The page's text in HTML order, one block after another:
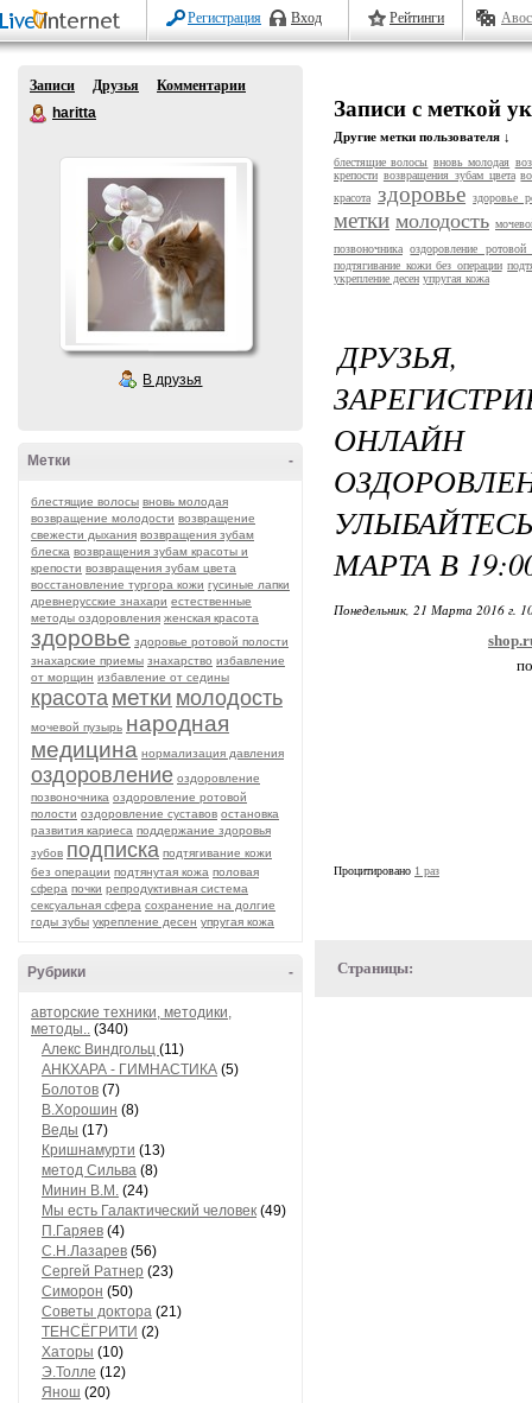
Регистрация Вход Рейтинги
Записи Друзья
Комментарии
haritta
В друзья
-
Метки
блестящие волосы вновь молодая
возвращение молодости возвращение
свежести дыхания возвращения зубам
блеска возвращения зубам красоты и
крепости возвращения зубам цвета
восстановление тургора кожи гусиные лапки
древнерусские знахари естественные
методы оздоровления женская красота
здоровье здоровье ротовой полости
знахарские приемы знахарство избавление
от морщин избавление от седины
красота метки молодость
мочевой пузырь народная
медицина нормализация давления
оздоровление оздоровление
позвоночника оздоровление ротовой
полости оздоровление суставов остановка
развития кариеса поддержание здоровья
зубов подписка подтягивание кожи
без операции подтянутая кожа половая
сфера почки репродуктивная система
сексуальная сфера сохранение на долгие
годы зубы укрепление десен упругая кожа
-
Рубрики
авторские техники, методики,
методы.. (340)
Алекс Виндгольц (11)
АНКХАРА - ГИМНАСТИКА (5)
Болотов (7)
В.Хорошин (8)
Веды (17)
Кришнамурти (13)
метод Сильва (8)
Минин В.М. (24)
Мы есть Галактический человек (49)
П.Гаряев (4)
С.Н.Лазарев (56)
Сергей Ратнер (23)
Симорон (50)
Советы доктора (21)
ТЕНСЁГРИТИ (2)
Хаторы (10)
Э.Толле (12)
Янош (20)
Записи с меткой
Другие метки пользователя ↓
блестящие волосы вновь молодая
крепости возвращения зубам цвета
красота
здоровье здоровье
метки молодость
позвоночника оздоровление ротовой
подтягивание кожи без операции
укрепление десен упругая кожа
ОНЛАЙН
МАРТА В
Понедельник, 21 Марта 2016 г.
Процитировано 1 раз
Страницы: